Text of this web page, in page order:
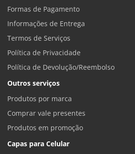
Formas de Pagamento
Informações de Entrega
Termos de Serviços
Política de Privacidade
Política de Devolução/Reembolso
Outros serviços
Produtos por marca
Comprar vale presentes
Produtos em promoção
Capas para Celular